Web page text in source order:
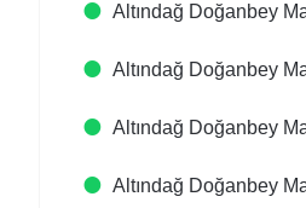
Altındağ Doğanbey
Altındağ Doğanbey
Altındağ Doğanbey
Altındağ Doğanbey